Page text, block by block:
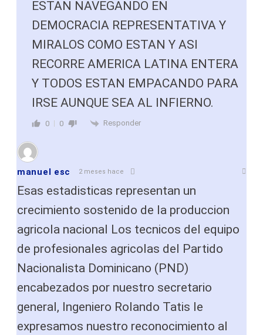
ESTAN NAVEGANDO EN
DEMOCRACIA REPRESENTATIVA Y
MIRALOS COMO ESTAN Y ASI
RECORRE AMERICA LATINA ENTERA
Y TODOS ESTAN EMPACANDO PARA
IRSE AUNQUE SEA AL INFIERNO.
0 0 Responder
manuel esc 2 meses hace
Esas estadisticas representan un
crecimiento sostenido de la produccion
agricola nacional Los tecnicos del equipo
de profesionales agricolas del Partido
Nacionalista Dominicano (PND)
encabezados por nuestro secretario
general, Ingeniero Rolando Tatis le
expresamos nuestro reconocimiento al